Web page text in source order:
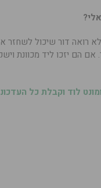
רואה דור שיכול לשחזר
אם הם יזכו ליד מכוונת
לוד וקבלת כל